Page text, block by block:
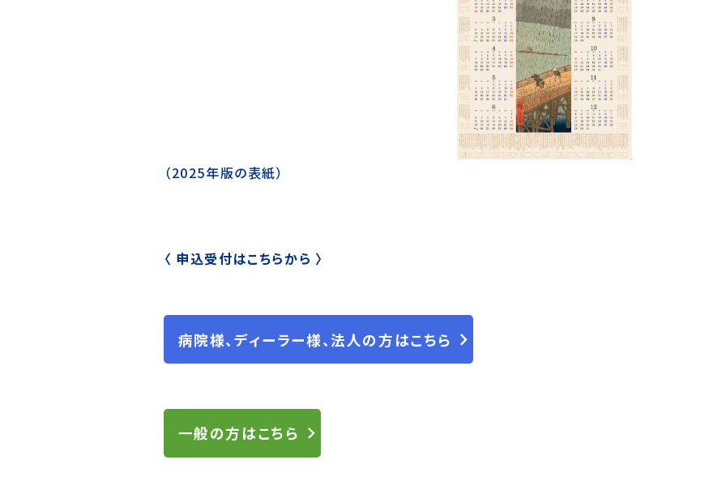
（2025年版の表紙）
〈 申込受付はこちらから 〉
病院様、ディーラー様、法人の方はこちら
一般の方はこちら